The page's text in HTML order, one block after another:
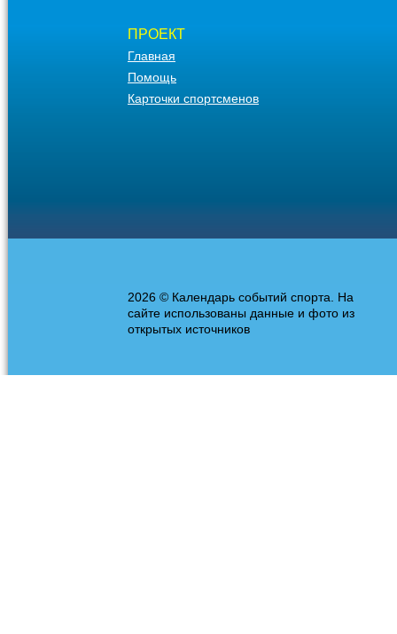
ПРОЕКТ
Главная
Помощь
Карточки спортсменов
2026 © Календарь событий спорта. На
сайте использованы данные и фото из
открытых источников